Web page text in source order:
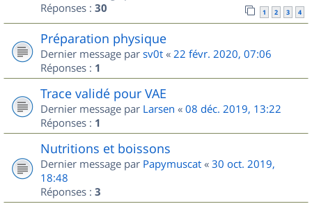
Réponses : 30 1 2 3 4
Préparation physique
Dernier message par sv0t « 22 févr. 2020, 07:06
Réponses : 1
Trace validé pour VAE
Dernier message par Larsen « 08 déc. 2019, 13:22
Réponses : 1
Nutritions et boissons
Dernier message par Papymuscat « 30 oct. 2019,
18:48
Réponses : 3